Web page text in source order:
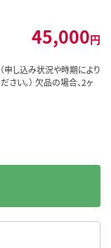
45,000円
申し込み状況や時期により
い。） 欠品の場合、2ヶ